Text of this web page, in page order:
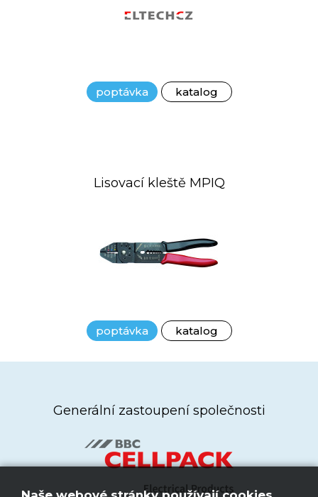
poptávka katalog
Lisovací kleště MPIQ
poptávka katalog
Generální zastoupení společnosti